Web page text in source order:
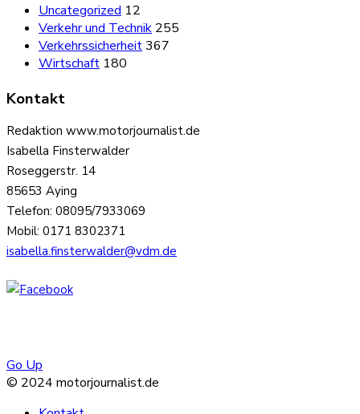
Uncategorized 12
Verkehr und Technik 255
Verkehrssicherheit367
Wirtschaft 180
Kontakt
Redaktion www.motorjournalist.de
Isabella Finsterwalder
Roseggerstr. 14
85653 Aying
Telefon: 08095/7933069
Mobil: 0171 8302371
isabella.finsterwalder@vdm.de
Go Up
© 2024 motorjournalist.de